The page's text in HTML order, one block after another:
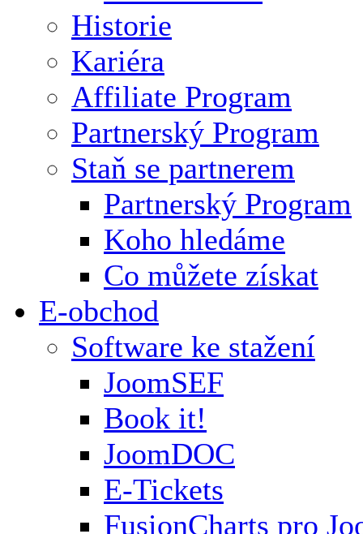
Historie
Kariéra
Affiliate Program
Partnerský Program
Staň se partnerem
Partnerský Program
Koho hledáme
Co můžete získat
E-obchod
Software ke stažení
JoomSEF
Book it!
JoomDOC
E-Tickets
FusionCharts pro